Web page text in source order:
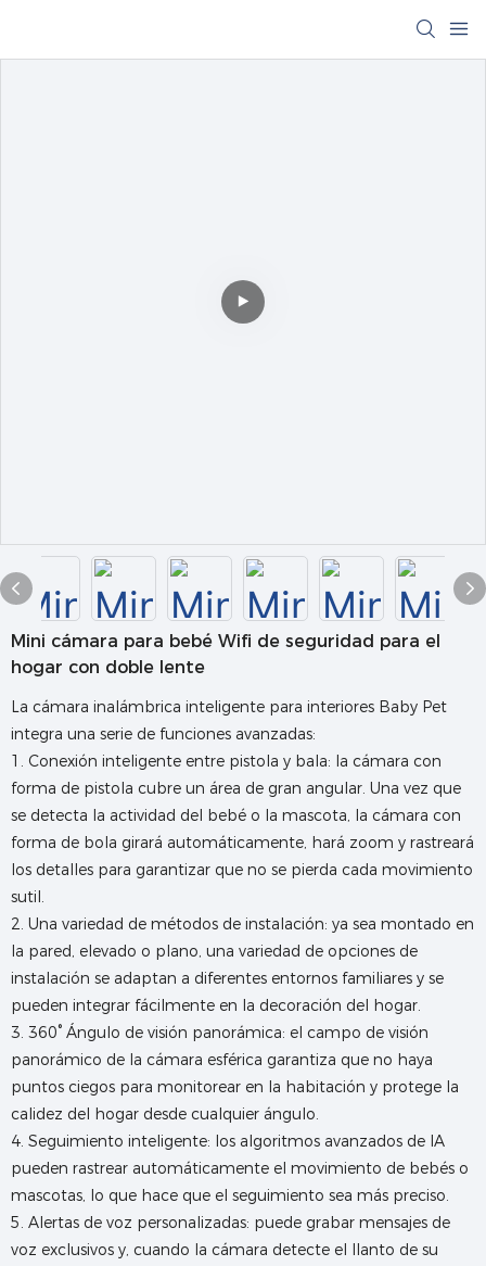
Mini cámara para bebé Wifi de seguridad para el
hogar con doble lente
La cámara inalámbrica inteligente para interiores Baby Pet
integra una serie de funciones avanzadas:
1. Conexión inteligente entre pistola y bala: la cámara con
forma de pistola cubre un área de gran angular. Una vez que
se detecta la actividad del bebé o la mascota, la cámara con
forma de bola girará automáticamente, hará zoom y rastreará
los detalles para garantizar que no se pierda cada movimiento
sutil.
2. Una variedad de métodos de instalación: ya sea montado en
la pared, elevado o plano, una variedad de opciones de
instalación se adaptan a diferentes entornos familiares y se
pueden integrar fácilmente en la decoración del hogar.
3. 360° Ángulo de visión panorámica: el campo de visión
panorámico de la cámara esférica garantiza que no haya
puntos ciegos para monitorear en la habitación y protege la
calidez del hogar desde cualquier ángulo.
4. Seguimiento inteligente: los algoritmos avanzados de IA
pueden rastrear automáticamente el movimiento de bebés o
mascotas, lo que hace que el seguimiento sea más preciso.
5. Alertas de voz personalizadas: puede grabar mensajes de
voz exclusivos y, cuando la cámara detecte el llanto de su